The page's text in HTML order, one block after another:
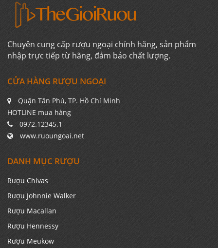
Chuyên cung cấp rượu ngoại chính hãng, sản phẩm
nhập trực tiếp từ hãng, đảm bảo chất lượng.
CỬA HÀNG RƯỢU NGOẠI
Quận Tân Phú, TP. Hồ Chí Minh
HOTLINE mua hàng
0972.12345.1
www.ruoungoai.net
DANH MỤC RƯỢU
Rượu Chivas
Rượu Johnnie Walker
Rượu Macallan
Rượu Hennessy
Rượu Meukow